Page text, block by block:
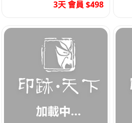
3天 會員 $498